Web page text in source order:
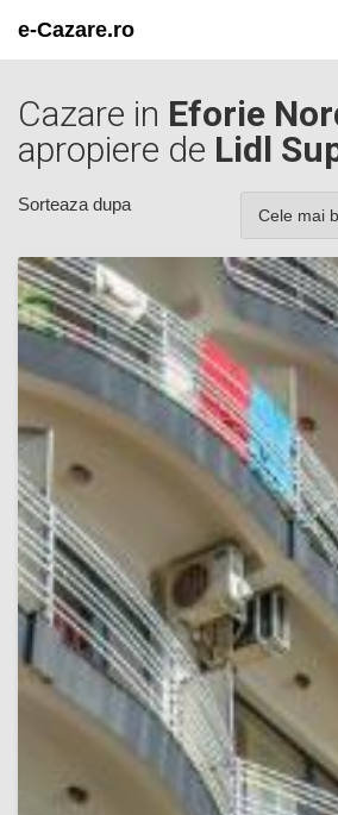
e-Cazare.ro
Cazare in Eforie
apropiere de Lidl
Sorteaza dupa